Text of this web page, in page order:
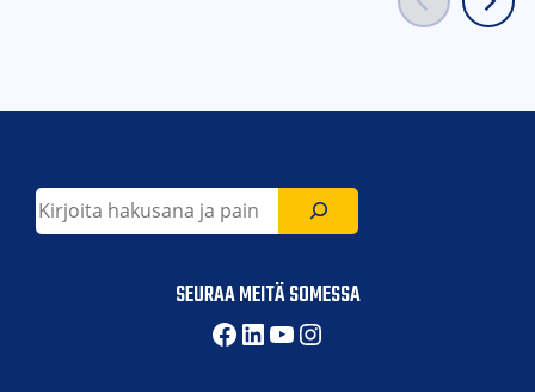
Etsi
SEURAA MEITÄ SOMESSA
Facebook
LinkedIn
YouTube
Instagram